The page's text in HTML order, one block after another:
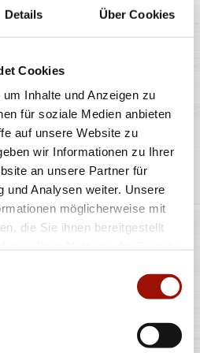
Details Über Cookies
Cookies
Inhalte und Anzeigen zu
für soziale Medien anbieten
auf unsere Website zu
wir Informationen zu Ihrer
an unsere Partner für
und Analysen weiter. Unsere
möglicherweise mit
die Sie ihnen bereitgestellt
(125g) - 100% Rind,
Bionda
doppelt
19,40 €
inkl. 0,25 € Pfand
CHEESE